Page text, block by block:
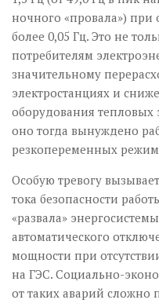
ночного «провала»)
более 0,05 Гц. Это не
потребителям
значительному
электростанциях и
оборудования тепловых
оно тогда вынуждено
резкопеременных
Особую тревогу
тока безопасности
«развала»
автоматического
мощности при
на ГЭС. Социально-
от таких аварий сложно